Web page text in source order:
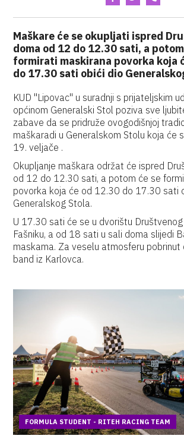
Maškare će se okupljati ispred
doma od 12 do 12.30 sati, a
formirati maskirana povorka koja
do 17.30 sati obići dio
KUD "Lipovac" u suradnji s prijateljskim
općinom Generalski Stol poziva sve
zabave da se pridruže ovogodišnjoj
maškaradi u Generalskom Stolu koja će
19. veljače .
Okupljanje maškara održat će ispred
od 12 do 12.30 sati, a potom će se
povorka koja će od 12.30 do 17.30 sati
Generalskog Stola.
U 17.30 sati će se u dvorištu
Fašniku, a od 18 sati u sali doma slijedi
maskama. Za veselu atmosferu pobrinut
band iz Karlovca.
FORMULA STUDENT - RITEH RACING TEAM